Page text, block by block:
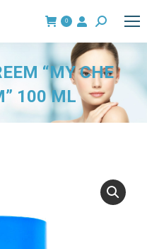
0 Search:
“MY CHE
100 ML